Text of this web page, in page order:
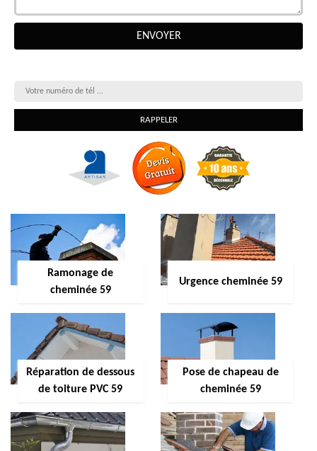
Ramonage de
cheminée 59
Urgence cheminée 59
Réparation de dessous
de toiture PVC 59
Pose de chapeau de
cheminée 59